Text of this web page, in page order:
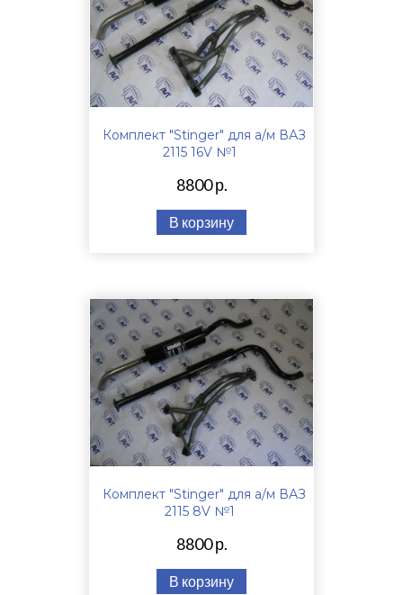
Комплект "Stinger" для а/м ВАЗ
2115 16V №1
8800 р.
В корзину
Комплект "Stinger" для а/м ВАЗ
2115 8V №1
8800 р.
В корзину